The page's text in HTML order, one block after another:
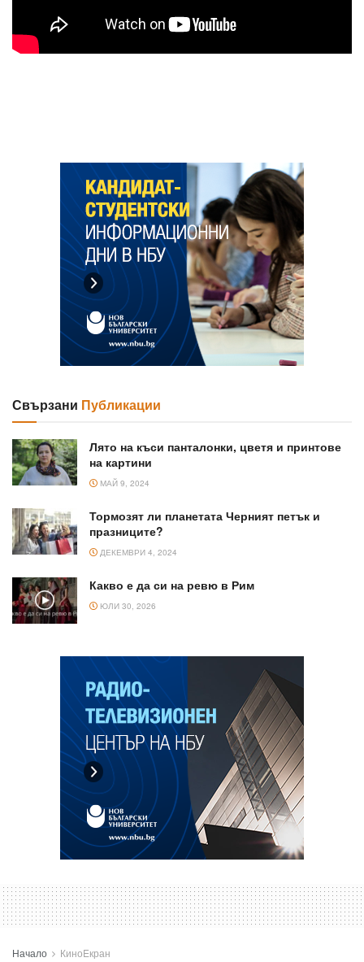
Свързани Публикации
Лято на къси панталонки, цветя и принтове
на картини
МАЙ 9, 2024
Тормозят ли планетата Черният петък и
празниците?
ДЕКЕМВРИ 4, 2024
Какво е да си на ревю в Рим
ЮЛИ 30, 2026
Начало КиноEкран